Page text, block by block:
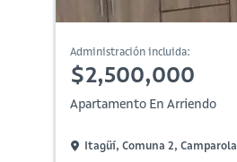
Administración incluida:
$2,500,000
Apartamento En Arriendo
Itagüí, Comuna 2, Camparola